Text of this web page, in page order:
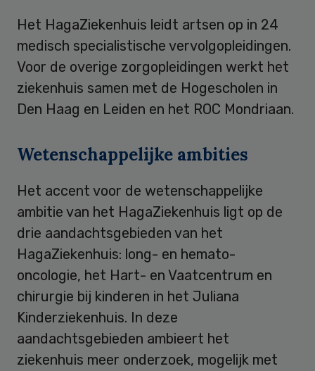
Het HagaZiekenhuis leidt artsen op in 24
medisch specialistische vervolgopleidingen.
Voor de overige zorgopleidingen werkt het
ziekenhuis samen met de Hogescholen in
Den Haag en Leiden en het ROC Mondriaan.
Wetenschappelijke ambities
Het accent voor de wetenschappelijke
ambitie van het HagaZiekenhuis ligt op de
drie aandachtsgebieden van het
HagaZiekenhuis: long- en hemato-
oncologie, het Hart- en Vaatcentrum en
chirurgie bij kinderen in het Juliana
Kinderziekenhuis. In deze
aandachtsgebieden ambieert het
ziekenhuis meer onderzoek, mogelijk met